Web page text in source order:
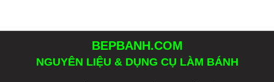
BEPBANH.COM
NGUYÊN LIỆU & DỤNG CỤ LÀM BÁNH